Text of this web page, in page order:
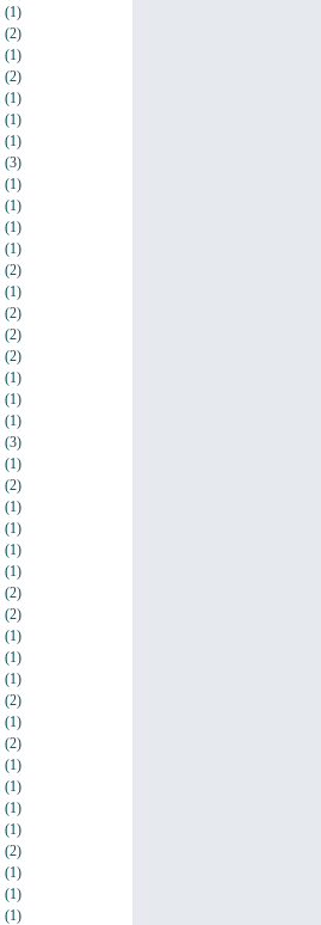
(1)
(2)
(1)
(2)
(1)
(1)
(1)
(3)
(1)
(1)
(1)
(1)
(2)
(1)
(2)
(2)
(2)
(1)
(1)
(1)
(3)
(1)
(2)
(1)
(1)
(1)
(1)
(2)
(2)
(1)
(1)
(1)
(2)
(1)
(2)
(1)
(1)
(1)
(1)
(2)
(1)
(1)
(1)